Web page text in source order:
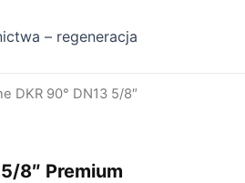
– regeneracja
DKR 90° DN13 5/8″
8″ Premium